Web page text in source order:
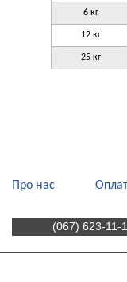
6 кг
12 кг
25 кг
Про нас
(067) 623-11-